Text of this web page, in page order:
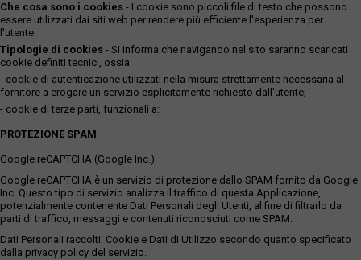
Che cosa sono i cookies - I cookie sono piccoli file di testo che possono
essere utilizzati dai siti web per rendere più efficiente l'esperienza per
l'utente.
Tipologie di cookies - Si informa che navigando nel sito saranno scaricati
cookie definiti tecnici, ossia:
- cookie di autenticazione utilizzati nella misura strettamente necessaria al
fornitore a erogare un servizio esplicitamente richiesto dall'utente;
- cookie di terze parti, funzionali a:
PROTEZIONE SPAM
Google reCAPTCHA (Google Inc.)
Google reCAPTCHA è un servizio di protezione dallo SPAM fornito da Google
Inc. Questo tipo di servizio analizza il traffico di questa Applicazione,
potenzialmente contenente Dati Personali degli Utenti, al fine di filtrarlo da
parti di traffico, messaggi e contenuti riconosciuti come SPAM.
Dati Personali raccolti: Cookie e Dati di Utilizzo secondo quanto specificato
dalla privacy policy del servizio.